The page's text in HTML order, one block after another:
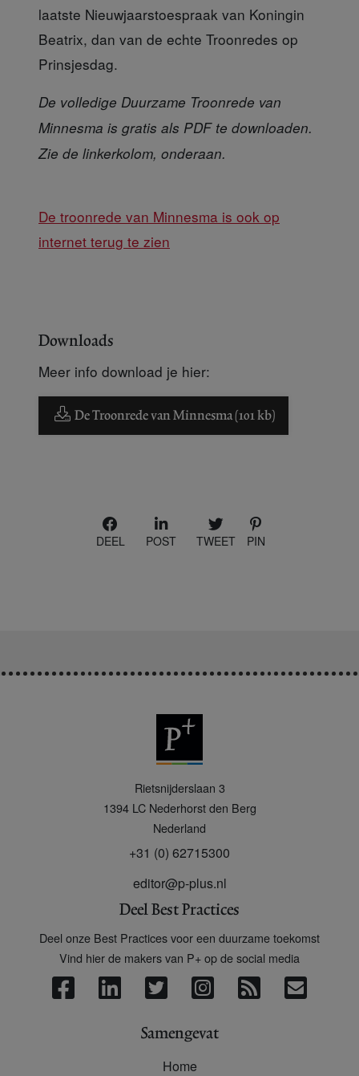
laatste Nieuwjaarstoespraak van Koningin
Beatrix, dan van de echte Troonredes op
Prinsjesdag.
De volledige Duurzame Troonrede van
Minnesma is gratis als PDF te downloaden.
Zie de linkerkolom, onderaan.
De troonrede van Minnesma is ook op
internet terug te zien
Downloads
Meer info download je hier:
De Troonrede van Minnesma (101 kb)
DEEL POST TWEET PIN
Rietsnijderslaan 3
1394 LC Nederhorst den Berg
Nederland
+31 (0) 62715300
editor@p-plus.nl
Deel Best Practices
Deel onze Best Practices voor een duurzame toekomst
Vind hier de makers van P+ op de social media
Samengevat
Home